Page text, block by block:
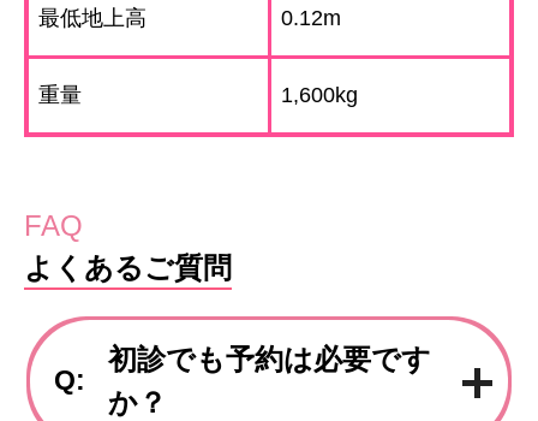
最低地上高 0.12m
重量 1,600kg
FAQ
よくあるご質問
Q:
初診でも予約は必要です
か？